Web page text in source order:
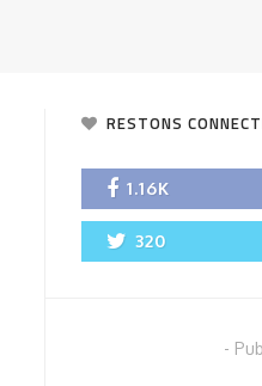
RESTONS
1.16K
320
-